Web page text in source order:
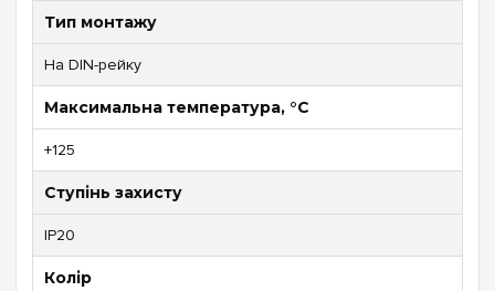
Тип монтажу
На DIN-рейку
Максимальна температура, °C
+125
Ступінь захисту
IP20
Колір